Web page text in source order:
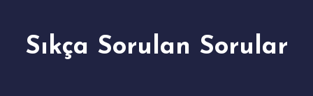
Sıkça Sorulan Sorular